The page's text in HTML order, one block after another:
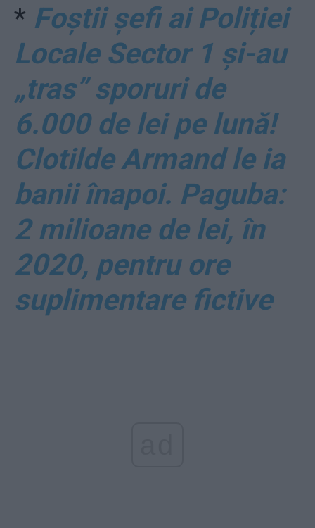
* Foștii șefi ai Poliției
Locale Sector 1 și-au
„tras” sporuri de
6.000 de lei pe lună!
Clotilde Armand le ia
banii înapoi. Paguba:
2 milioane de lei, în
2020, pentru ore
suplimentare fictive